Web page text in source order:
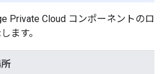
Private Cloud コンポーネントのロ
ます。